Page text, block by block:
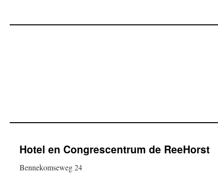
Hotel en Congrescentrum de ReeHorst
Bennekomseweg 24